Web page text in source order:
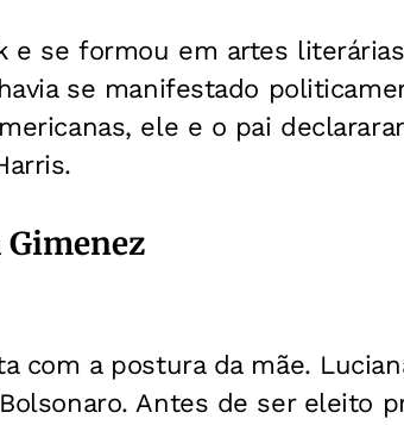
e se formou em artes
se manifestado
ele e o pai
Gimenez
com a postura da mãe.
Antes de ser eleito